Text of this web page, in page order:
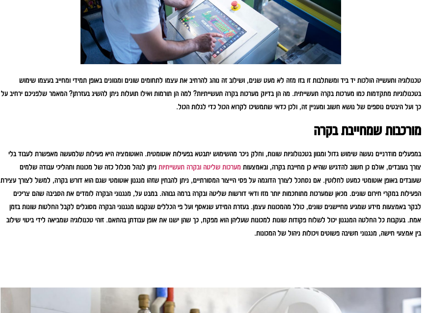
טכנולוגיה ותעשייה הולכות יד ביד ומשתלבות זו בזו מזה לא מעט שנים, ושילוב זה נוהג להרחיב את עצמו לתחומים שונים ומגוונים באופן תמידי ומחייב בעצמו שימוש
בטכנולוגיות מתקדמות כמו מערכות בקרה תעשייתית. מה הן בדיוק מערכות בקרה תעשייתיות? למה הן תורמות ואילו תועלות ניתן להשיג בעזרתן? המאמר שלפניכם ירחיב על
כך ועל היבטים נוספים של נושא חשוב ומעניין זה, ולכן כדאי שתמשיכו לקרוא הכול כדי לגלות הכול.
מורכבות שמחייבת בקרה
במפעלים מודרניים נעשה שימוש גדול ומגוון בטכנולוגיות שונות, וחלק ניכר מהשימוש יתבטא בפעילות אוטומטית. האוטומציה היא פעילות שלמעשה מאפשרת לעבוד בלי
צורך בעובדים, אולם כן חשוב להדגיש שהיא כן מחייבת בקרה, ובאמצעות מערכות שליטה ובקרה תעשייתיות ניתן לנהל מכלול כזה של מכונות ותהליכי עבודה שלמים
שעובדים באופן אוטומטי כמעט לחלוטין. אם נסתכל לצורך הדוגמה על פסי הייצור המסורתיים, ניתן להבחין שזהו מנגנון אוטומטי שגם הוא דורש בקרה, למשל לצורך עצירת
הפעילות במקרי חירום שונים. מכאן שמערכות מתוחכמות יותר מזו ודאי דורשות שליטה ובקרה ברמה גבוהה. במבט על, מנגנוני הבקרה לומדים את הסביבה שהם צריכים
לבקר באמצעות מידע שמגיע מחיישנים שונים, כולל מהמכונות עצמן. בעזרת המידע שנאסף ועל פי הכללים שנקבעו מנגנוני הבקרה מסוגלים לקבל החלטות שונות בזמן
אמת. בעקבות כל החלטה המנגנון יכול לשלוח פקודות שונות למכונות שעליהן הוא מפקח, כך שהן ישנו את אופן עבודתן בהתאם. זוהי טכנולוגיה שמביאה לידי ביטוי שילוב
בין אמצעי חישה, מנגנוני חשיבה פשוטים ויכולות ניהול של המכונות.